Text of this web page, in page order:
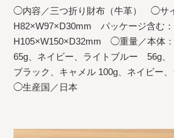
◯内容／三つ折り財布（牛革） ◯サ
H82×W97×D30mm パッケージ含む：
H105×W150×D32mm ◯重量／本体
65g、ネイビー、ライトブルー 56g
ブラック、キャメル 100g、ネイビー
◯生産国／日本